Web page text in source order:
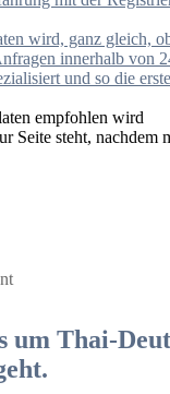
wird, ganz gleich,
innerhalb von
und so die
empfohlen wird
Seite steht, nachdem
um Thai-